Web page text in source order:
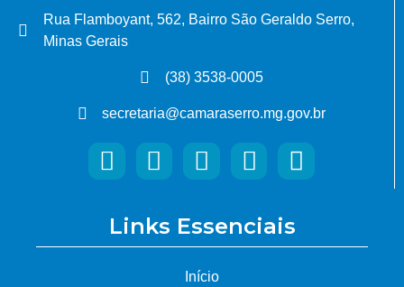
Rua Flamboyant, 562, Bairro São Geraldo Serro,
Minas Gerais
(38) 3538-0005
secretaria@camaraserro.mg.gov.br
Links Essenciais
Início